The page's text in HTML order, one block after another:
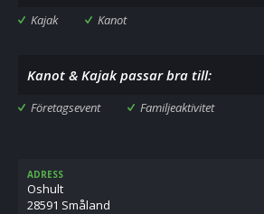
Kajak Kanot
Kanot & Kajak passar bra till:
Företagsevent Familjeaktivitet
ADRESS
Oshult
28591 Småland